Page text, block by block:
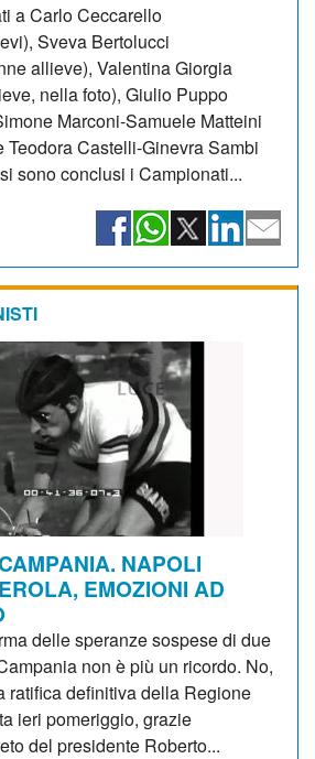
a Carlo Ceccarello
Sveva Bertolucci
allieve), Valentina Giorgia
nella foto), Giulio Puppo
Marconi-Samuele Matteini
Teodora Castelli-Ginevra Sambi
sono conclusi i Campionati...
NAPOLI
EMOZIONI AD
delle speranze sospese di due
non è più un ricordo. No,
ratifica definitiva della Regione
ieri pomeriggio, grazie
del presidente Roberto...